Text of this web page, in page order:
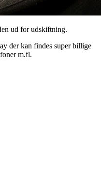
ud for udskiftning.
der kan findes super billige
m.fl.